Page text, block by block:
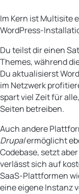
Im Kern ist Multisite
WordPress-
Du teilst dir einen
Themes, während
Du aktualisierst
im Netzwerk
spart viel Zeit für
Seiten betreiben.
Auch andere
Drupalermöglicht
Codebase, setzt
verlässt sich auf
SaaS-Plattformen
eine eigene Instanz